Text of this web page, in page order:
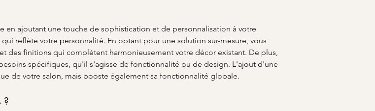
en ajoutant une touche de sophistication et de personnalisation à votre
reflète votre personnalité. En optant pour une solution sur-mesure, vous
des finitions qui complètent harmonieusement votre décor existant. De plus,
spécifiques, qu'il s'agisse de fonctionnalité ou de design. L'ajout d'une
de votre salon, mais booste également sa fonctionnalité globale.
?